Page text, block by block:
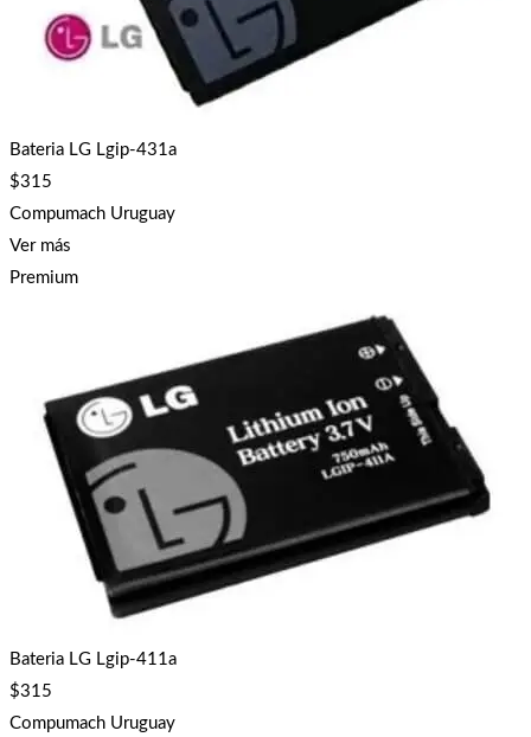
Bateria LG Lgip-431a
$315
Compumach Uruguay
Ver más
Premium
Bateria LG Lgip-411a
$315
Compumach Uruguay